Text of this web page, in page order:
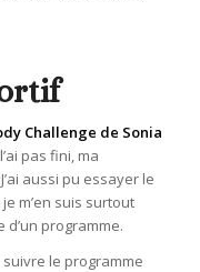
Challenge de Sonia
pas fini, ma
aussi pu essayer le
m’en suis surtout
d’un programme.
le programme